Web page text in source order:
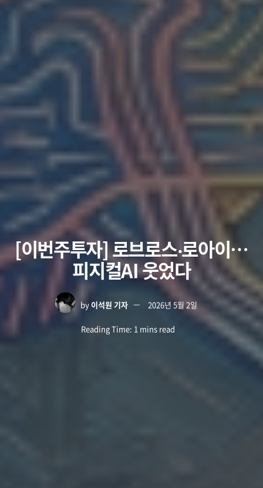
[이번주투자] 로브로스‧로아이…
피지컬AI 웃었다
by 이석원 기자 2026년 5월 2일
Reading Time: 1 mins read